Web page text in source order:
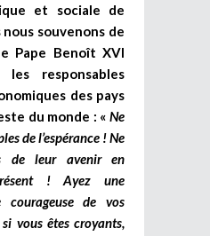
et sociale de
souvenons de
Pape Benoît XVI
responsables
des pays
du monde : « Ne
de l’espérance ! Ne
de leur avenir en
! Ayez une
courageuse de vos
vous êtes croyants,